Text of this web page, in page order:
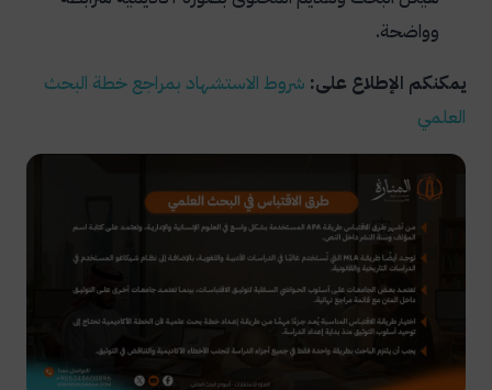
وواضحة.
يمكنكم الإطلاع على: شروط الاستشهاد بمراجع خطة البحث
العلمي